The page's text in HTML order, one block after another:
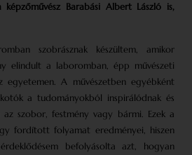
Barabási Albert László is,
szobrásznak készültem, amikor
elindult a laboromban, épp művészeti
egyetemen. A művészetben egyébként
a tudományokból inspirálódnak és
szobor, festmény vagy bármi. Ezek a
fordított folyamat eredményei, hiszen
befolyásolta azt, hogyan